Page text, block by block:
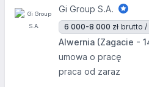
Gi Group S.A.
6 000-8 000 zł brutto /
Alwernia (Zagacie -
umowa o pracę
praca od zaraz